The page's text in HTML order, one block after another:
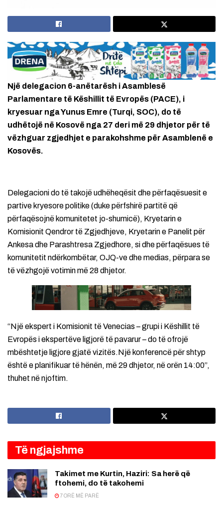
Një delegacion 6-anëtarësh i Asamblesë
Parlamentare të Këshillit të Evropës (PACE), i
kryesuar nga Yunus Emre (Turqi, SOC), do të
udhëtojë në Kosovë nga 27 deri më 29 dhjetor për të
vëzhguar zgjedhjet e parakohshme për Asamblenë e
Kosovës.
Delegacioni do të takojë udhëheqësit dhe përfaqësuesit e
partive kryesore politike (duke përfshirë partitë që
përfaqësojnë komunitetet jo-shumicë), Kryetarin e
Komisionit Qendror të Zgjedhjeve, Kryetarin e Panelit për
Ankesa dhe Parashtresa Zgjedhore, si dhe përfaqësues të
komunitetit ndërkombëtar, OJQ-ve dhe medias, përpara se
të vëzhgojë votimin më 28 dhjetor.
“Një ekspert i Komisionit të Venecias – grupi i Këshillit të
Evropës i ekspertëve ligjorë të pavarur – do të ofrojë
mbështetje ligjore gjatë vizitës.Një konferencë për shtyp
është e planifikuar të hënën, më 29 dhjetor, në orën 14:00”,
thuhet në njoftim.
Të ngjajshme
Takimet me Kurtin, Haziri: Sa herë që
ftohemi, do të takohemi
7 ORË MË PARË